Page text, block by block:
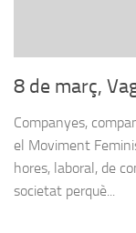
8 de març,
Companyes,
el Moviment
hores, laboral, de
societat perquè...